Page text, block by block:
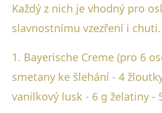
Každý z nich je vhodný pro
slavnostnímu vzezření i chuti.
1. Bayerische Creme (pro 6
smetany ke šlehání - 4
vanilkový lusk - 6 g želatiny -